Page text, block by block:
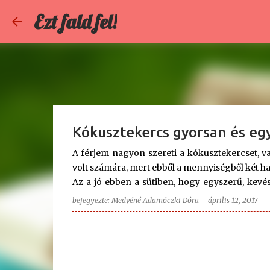
Ezt fald fel!
Kókusztekercs gyorsan és
A férjem nagyon szereti a kókusztekercset,
volt számára, mert ebből a mennyiségből két
Az a jó ebben a sütiben, hogy egyszerű,
szükséges volt az elkészítéséhez, az a
hogy én sem leszek már fiatalabb... érzem
bejegyezte:Medvéné Adamóczki Dóra – április 12, 2017